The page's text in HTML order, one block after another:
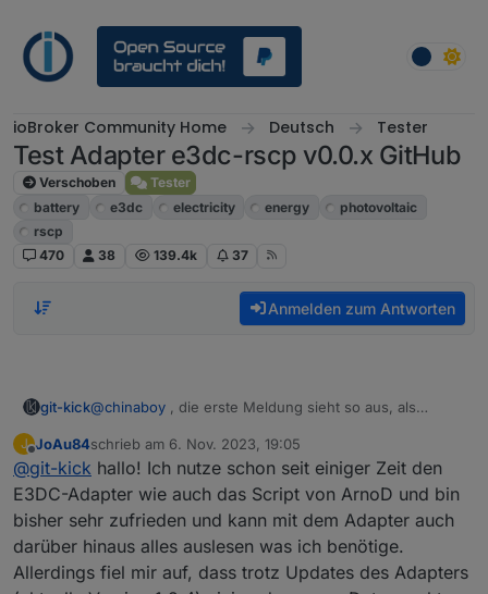
ioBroker Community Home Deutsch Tester
Test Adapter e3dc-rscp v0.0.x GitHub
Verschoben
Tester
battery
e3dc electricity energy
photovoltaic
rscp
470
38 139.4k 37
Anmelden zum Antworten
git-kick@chinaboy
angeschlossen. Falls das so ist, nimm in der Instanz-
Konfig "WB" heraus, dann sollte das erledigt sein.
Rätselhaft sind die BAT_ Medlungen, denn hier
antwortet die E3/DC auf einige Anfragen zum internen
Speicher nicht - was für eine Batteriekonfiguration hat
deine E3/DC?
Falls du die Werte (CELL_VOLTAGES,
CELL_TEMPERATURES, etc.) nicht benötigst, kannst du
versuchen, die entsprechenden Einträge im Tab
"Polling Intervals" auf "N" zu setzen, dann sendet der
Adapter die Abfragen nicht mehr - allerdings heißen
Grundsätzlich sind aber die "warn"-Meldungen kein
Beinbruch. Der Adapter läuft weiter und liefert auch
die restlichen Werte.
J
Offline
JoAu84schrieb am 6. Nov. 2023, 19:05
zuletzt editiert von
@git-kick hallo! Ich nutze schon seit einiger Zeit den
E3DC-Adapter wie auch das Script von ArnoD und bin
bisher sehr zufrieden und kann mit dem Adapter auch
darüber hinaus alles auslesen was ich benötige.
Allerdings fiel mir auf, dass trotz Updates des Adapters